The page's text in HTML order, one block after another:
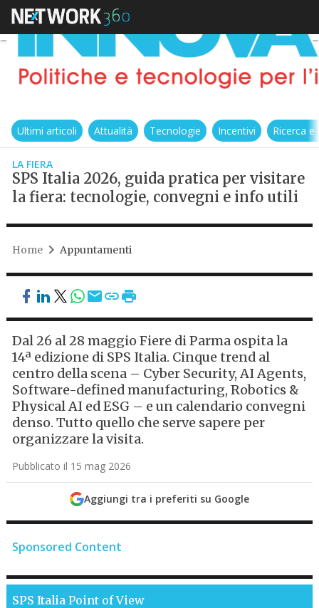
Ultimi articoli Attualità Tecnologie Incentivi Ricerca
LA FIERA
SPS Italia 2026, guida pratica per visitare
la fiera: tecnologie, convegni e info utili
Home Appuntamenti
Dal 26 al 28 maggio Fiere di Parma ospita la
14ª edizione di SPS Italia. Cinque trend al
centro della scena – Cyber Security, AI Agents,
Software-defined manufacturing, Robotics &
Physical AI ed ESG – e un calendario convegni
denso. Tutto quello che serve sapere per
organizzare la visita.
Pubblicato il 15 mag 2026
Aggiungi tra i preferiti su Google
Sponsored Content
SPS ItaliaPoint of View